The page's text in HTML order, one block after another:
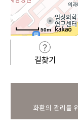
50m
길찾기
화환의 관리를